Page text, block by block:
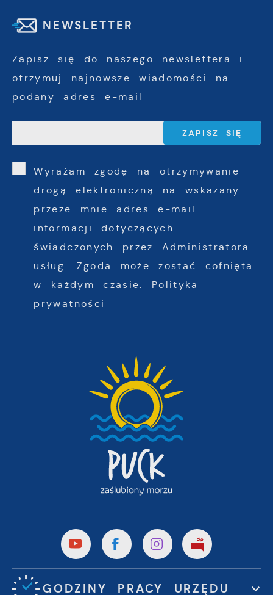
NEWSLETTER
Zapisz się do naszego newslettera i
otrzymuj najnowsze wiadomości na
podany adres e-mail
Wyrażam zgodę na otrzymywanie
drogą elektroniczną na wskazany
przeze mnie adres e-mail
informacji dotyczących
świadczonych przez Administratora
usług. Zgoda może zostać cofnięta
w każdym czasie. Polityka
prywatności
GODZINY PRACY URZĘDU